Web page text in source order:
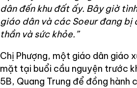
dân đến khu đất ấy. Bây giờ
giáo dân và các Soeur đang bị
thần và sức khỏe.”
Chị Phượng, một giáo dân giáo
mặt tại buổi cầu nguyện trước
5B, Quang Trung để đồng hành